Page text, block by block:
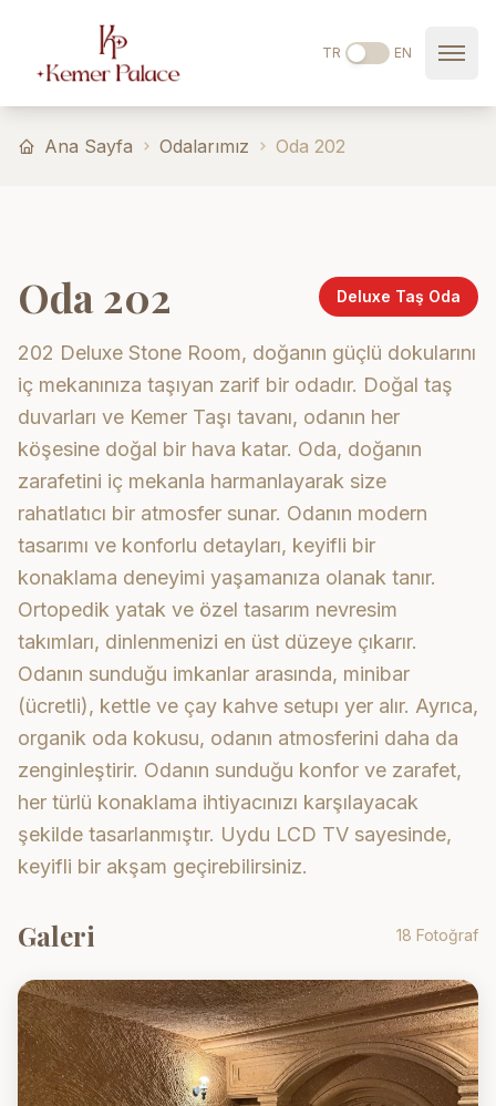
Ana içeriğe geç
TR EN
Ana Sayfa Odalarımız Oda 202
Oda 202 Deluxe Taş Oda
202 Deluxe Stone Room, doğanın güçlü dokularını
iç mekanınıza taşıyan zarif bir odadır. Doğal taş
duvarları ve Kemer Taşı tavanı, odanın her
köşesine doğal bir hava katar. Oda, doğanın
zarafetini iç mekanla harmanlayarak size
rahatlatıcı bir atmosfer sunar. Odanın modern
tasarımı ve konforlu detayları, keyifli bir
konaklama deneyimi yaşamanıza olanak tanır.
Ortopedik yatak ve özel tasarım nevresim
takımları, dinlenmenizi en üst düzeye çıkarır.
Odanın sunduğu imkanlar arasında, minibar
(ücretli), kettle ve çay kahve setupı yer alır. Ayrıca,
organik oda kokusu, odanın atmosferini daha da
zenginleştirir. Odanın sunduğu konfor ve zarafet,
her türlü konaklama ihtiyacınızı karşılayacak
şekilde tasarlanmıştır. Uydu LCD TV sayesinde,
keyifli bir akşam geçirebilirsiniz.
Galeri 18 Fotoğraf